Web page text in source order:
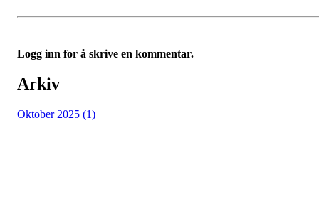
Logg inn for å skrive en kommentar.
Arkiv
Oktober 2025 (1)